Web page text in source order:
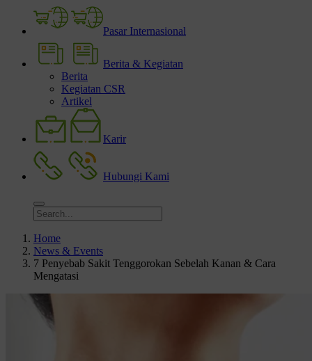
Pasar Internasional
Berita & Kegiatan
Berita
Kegiatan CSR
Artikel
Karir
Hubungi Kami
Home
News & Events
7 Penyebab Sakit Tenggorokan Sebelah Kanan & Cara
Mengatasi